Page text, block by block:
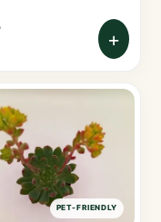
+
PET-FRIENDLY